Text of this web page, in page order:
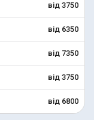
від 3750
від 6350
від 7350
від 3750
від 6800